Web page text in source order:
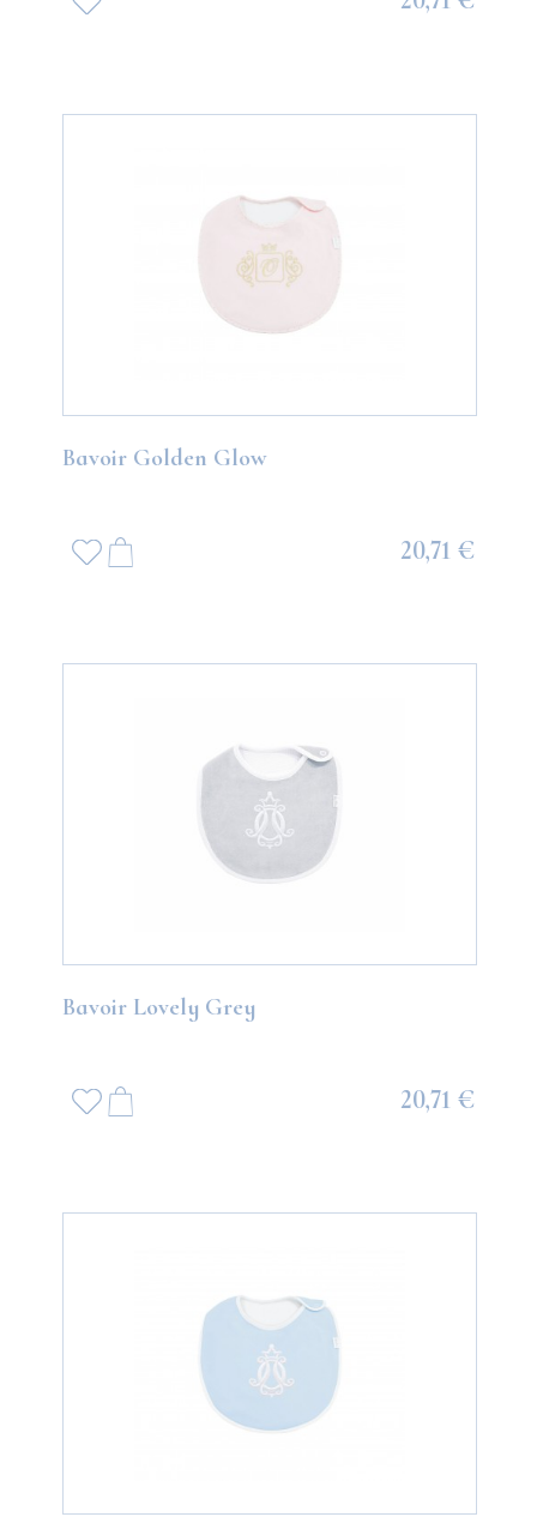
Bavoir Golden Glow
20,71 €
Bavoir Lovely Grey
20,71 €